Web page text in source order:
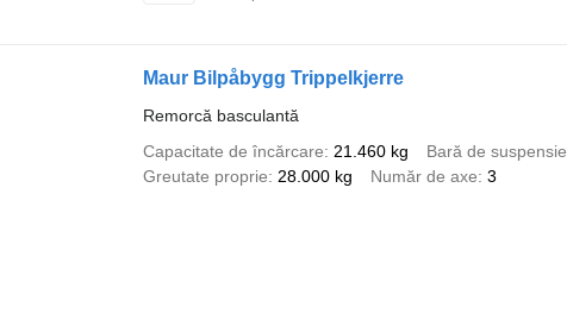
Maur Bilpåbygg Trippelkjerre
Remorcă basculantă
Capacitate de încărcare
21.460 kg Bară de suspensie
Greutate proprie
28.000 kg Număr de axe 3